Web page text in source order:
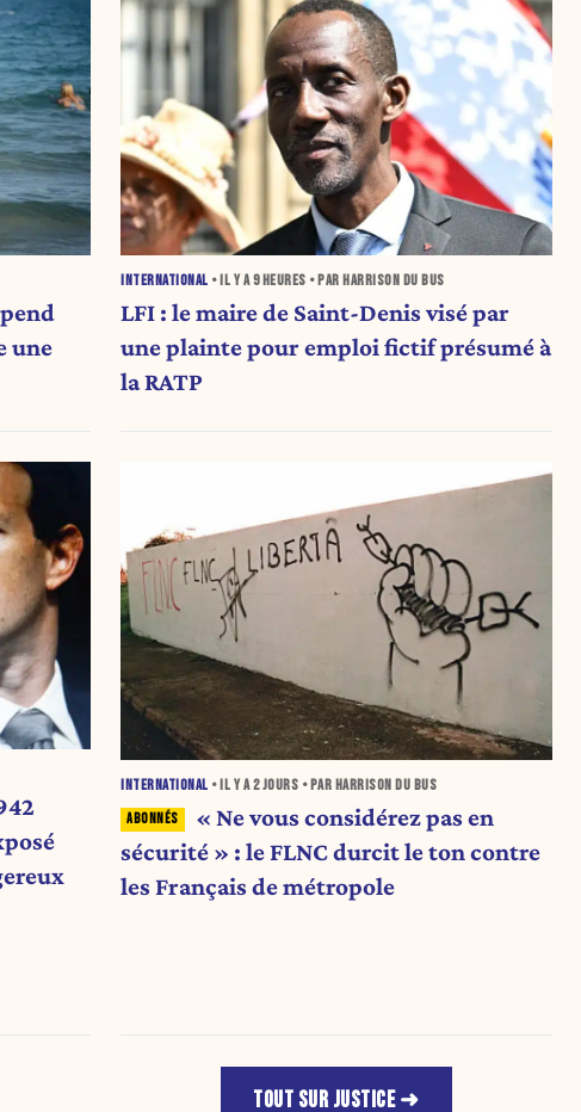
une
INTERNATIONAL • IL Y A9 HEURES • PAR HARRISON DU BUS
LFI : le maire de Saint-Denis visé par
une plainte pour emploi fictif présumé à
la RATP
INTERNATIONAL • IL Y A2 JOURS • PAR HARRISON DU BUS
« Ne vous considérez pas en
sécurité » : le FLNC durcit le ton contre
les Français de métropole
TOUT SUR JUSTICE